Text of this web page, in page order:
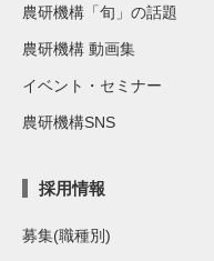
農研機構「旬」の話題
農研機構 動画集
イベント・セミナー
農研機構SNS
採用情報
募集(職種別)